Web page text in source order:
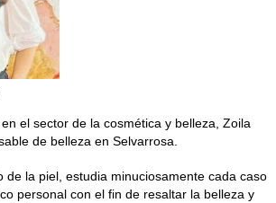
el sector de la cosmética y belleza, Zoila
de belleza en Selvarrosa.
de la piel, estudia minuciosamente cada caso
personal con el fin de resaltar la belleza y